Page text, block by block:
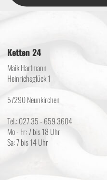
Ketten 24
Maik Hartmann
Heinrichsglück 1
57290 Neunkirchen
Tel.: 027 35 - 659 3604
Mo - Fr: 7 bis 18 Uhr
Sa: 7 bis 14 Uhr